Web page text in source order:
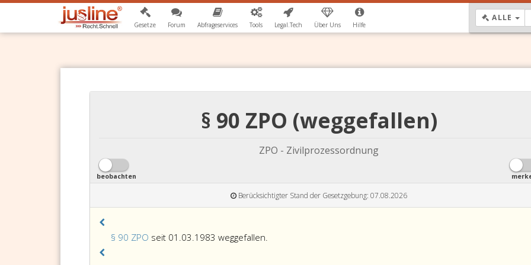
Gesetze Forum Abfrageservices Tools Legal.Tech Über Uns Hilfe
ALLE
§ 90 ZPO (weggefallen)
ZPO - Zivilprozessordnung
beobachten
Berücksichtigter Stand der Gesetzgebung: 07.08.2026
§ 90 ZPO seit 01.03.1983 weggefallen.